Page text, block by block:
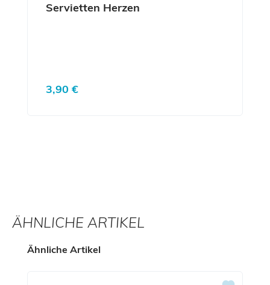
Servietten Herzen
Regulärer Preis:
3,90 €
ÄHNLICHE ARTIKEL
Produktgalerie überspringen
Ähnliche Artikel